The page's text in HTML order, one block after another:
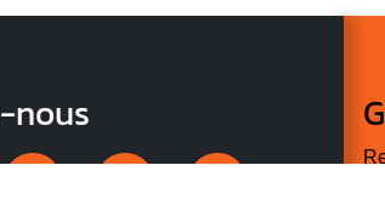
nous